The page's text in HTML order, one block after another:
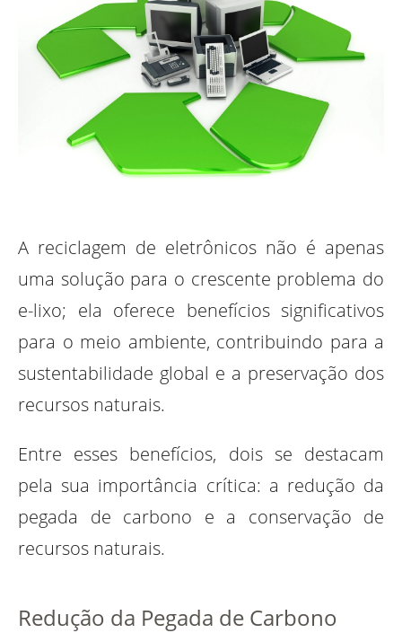
A reciclagem de eletrônicos não é apenas
uma solução para o crescente problema do
e-lixo; ela oferece benefícios significativos
para o meio ambiente, contribuindo para a
sustentabilidade global e a preservação dos
recursos naturais.
Entre esses benefícios, dois se destacam
pela sua importância crítica: a redução da
pegada de carbono e a conservação de
recursos naturais.
Redução da Pegada de Carbono